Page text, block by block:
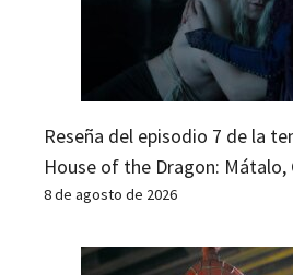
Reseña del episodio 7 de la
House of the Dragon: Mátalo,
8 de agosto de 2026